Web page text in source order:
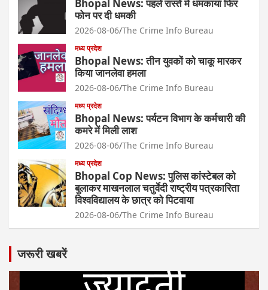
Bhopal News: पहले रास्ते में धमकाया फिर
फोन पर दी धमकी
2026-08-06 The Crime Info Bureau
मध्य प्रदेश
Bhopal News: तीन युवकों को चाकू मारकर
किया जानलेवा हमला
2026-08-06 The Crime Info Bureau
मध्य प्रदेश
Bhopal News: पर्यटन विभाग के कर्मचारी की
कमरे में मिली लाश
2026-08-06 The Crime Info Bureau
मध्य प्रदेश
Bhopal Cop News: पुलिस कांस्टेबल को
बुलाकर माखनलाल चतुर्वेदी राष्ट्रीय पत्रकारिता
विश्वविद्यालय के छात्र को पिटवाया
2026-08-06 The Crime Info Bureau
जरूरी खबरें